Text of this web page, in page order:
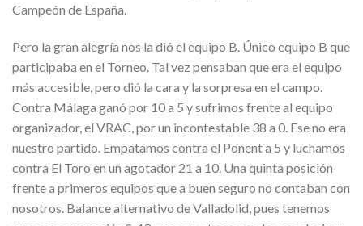
Campeón de España.
Pero la gran alegría nos la dió el equipo B. Único equipo B que
participaba en el Torneo. Tal vez pensaban que era el equipo
más accesible, pero dió la cara y la sorpresa en el campo.
Contra Málaga ganó por 10 a 5 y sufrimos frente al equipo
organizador, el VRAC, por un incontestable 38 a 0. Ese no era
nuestro partido. Empatamos contra el Ponent a 5 y luchamos
contra El Toro en un agotador 21 a 10. Una quinta posición
frente a primeros equipos que a buen seguro no contaban con
nosotros. Balance alternativo de Valladolid, pues tenemos